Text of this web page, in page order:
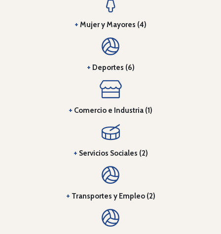
+ Mujer y Mayores (4)
+ Deportes (6)
+ Comercio e Industria (1)
+ Servicios Sociales (2)
+ Transportes y Empleo (2)